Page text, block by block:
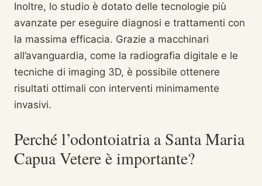
Inoltre, lo studio è dotato delle tecnologie più
avanzate per eseguire diagnosi e trattamenti con
la massima efficacia. Grazie a macchinari
all’avanguardia, come la radiografia digitale e le
tecniche di imaging 3D, è possibile ottenere
risultati ottimali con interventi minimamente
invasivi.
Perché l’odontoiatria a Santa Maria
Capua Vetere è importante?